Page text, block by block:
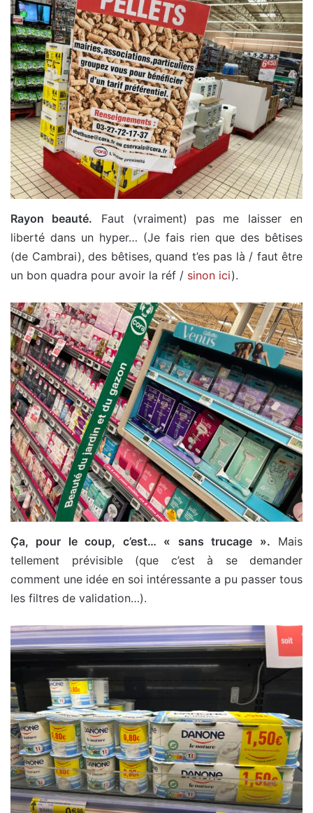
Rayon beauté. Faut (vraiment) pas me laisser en
liberté dans un hyper… (Je fais rien que des bêtises
(de Cambrai), des bêtises, quand t’es pas là / faut être
un bon quadra pour avoir la réf / sinon ici).
Ça, pour le coup, c’est… « sans trucage ». Mais
tellement prévisible (que c’est à se demander
comment une idée en soi intéressante a pu passer tous
les filtres de validation…).